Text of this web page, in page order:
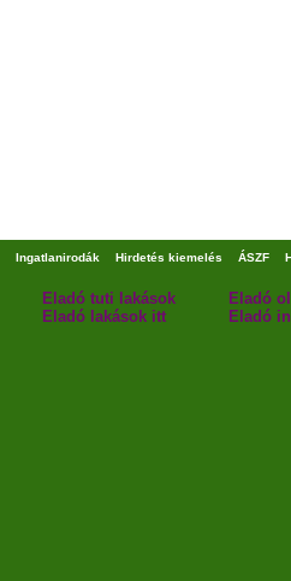
Ingatlanirodák Hirdetés kiemelés ÁSZF
Eladó tuti lakások
Eladó
Eladó lakások itt Eladó